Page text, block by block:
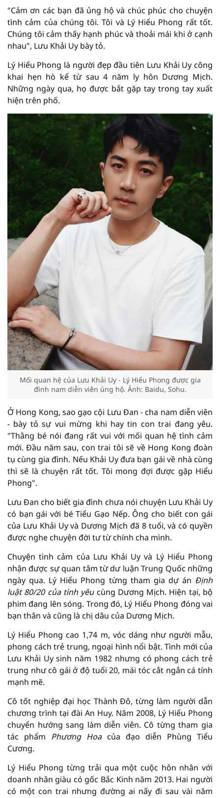
"Cảm ơn các bạn đã ủng hộ và chúc phúc cho chuyện
tình cảm của chúng tôi. Tôi và Lý Hiểu Phong rất tốt.
Chúng tôi cảm thấy hạnh phúc và thoải mái khi ở cạnh
nhau", Lưu Khải Uy bày tỏ.
Lý Hiểu Phong là người đẹp đầu tiên Lưu Khải Uy công
khai hẹn hò kể từ sau 4 năm ly hôn Dương Mịch.
Những ngày qua, họ được bắt gặp tay trong tay xuất
hiện trên phố.
Mối quan hệ của Lưu Khải Uy - Lý Hiểu Phong được gia
đình nam diễn viên ủng hộ. Ảnh: Baidu, Sohu.
Ở Hong Kong, sao gạo cội Lưu Đan - cha nam diễn viên
- bày tỏ sự vui mừng khi hay tin con trai đang yêu.
"Thằng bé nói đang rất vui với mối quan hệ tình cảm
mới. Đầu năm sau, con trai tôi sẽ về Hong Kong đoàn
tụ cùng gia đình. Nếu Khải Uy đưa bạn gái về nhà cùng
thì sẽ là chuyện rất tốt. Tôi mong đợi được gặp Hiểu
Phong".
Lưu Đan cho biết gia đình chưa nói chuyện Lưu Khải Uy
có bạn gái với bé Tiểu Gạo Nếp. Ông cho biết con gái
của Lưu Khải Uy và Dương Mịch đã 8 tuổi, và có quyền
được nghe chuyện đời tư từ chính cha mình.
Chuyện tình cảm của Lưu Khải Uy và Lý Hiểu Phong
nhận được sự quan tâm từ dư luận Trung Quốc những
ngày qua. Lý Hiểu Phong từng tham gia dự án Định
luật 80/20 của tình yêucùng Dương Mịch. Hiện tại, bộ
phim đang lên sóng. Trong đó, Lý Hiểu Phong đóng vai
bạn thân và cũng là chị dâu của Dương Mịch.
Lý Hiểu Phong cao 1,74 m, vóc dáng như người mẫu,
phong cách trẻ trung, ngoại hình nổi bật. Tình mới của
Lưu Khải Uy sinh năm 1982 nhưng có phong cách trẻ
trung như cô gái ở độ tuổi 20, mái tóc cắt ngắn cá tính
mạnh mẽ.
Cô tốt nghiệp đại học Thành Đô, từng làm người dẫn
chương trình tại đài An Huy. Năm 2008, Lý Hiểu Phong
chuyển hướng sang làm diễn viên. Cô từng tham gia
tác phẩm Phương Hoacủa đạo diễn Phùng Tiểu
Cương.
Lý Hiểu Phong từng trải qua một cuộc hôn nhân với
doanh nhân giàu có gốc Bắc Kinh năm 2013. Hai người
có một con trai nhưng đường ai nấy đi sau vài năm